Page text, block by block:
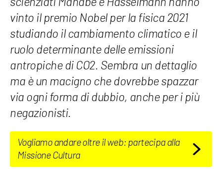
scienziati Manabe e Hasselmann hanno
vinto il premio Nobel per la fisica 2021
studiando il cambiamento climatico e il
ruolo determinante delle emissioni
antropiche di CO2. Sembra un dettaglio
ma è un macigno che dovrebbe spazzar
via ogni forma di dubbio, anche per i più
negazionisti.
Vogliamo andare oltre il web: partecipa alla
Missione Cultura